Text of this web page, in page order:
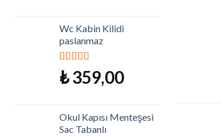
Wc Kabin Kilidi
paslanmaz
5 üzerinden
5.00oy aldı
₺359,00
Okul Kapısı Menteşesi
Sac Tabanlı